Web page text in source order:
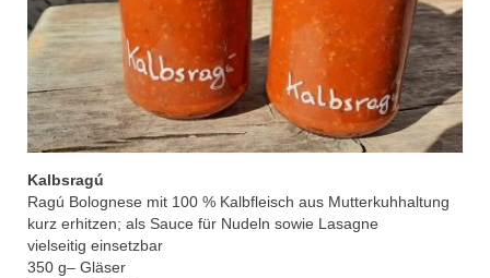
Kalbsragú
Ragú Bolognese mit 100 % Kalbfleisch aus Mutterkuhhaltung
kurz erhitzen; als Sauce für Nudeln sowie Lasagne
vielseitig einsetzbar
350 g– Gläser